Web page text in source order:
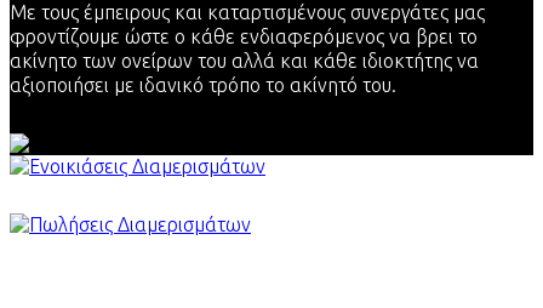
Με τους έμπειρους και καταρτισμένους συνεργάτες μας
φροντίζουμε ώστε ο κάθε ενδιαφερόμενος να βρει το
ακίνητο των ονείρων του αλλά και κάθε ιδιοκτήτης να
αξιοποιήσει με ιδανικό τρόπο το ακίνητό του.